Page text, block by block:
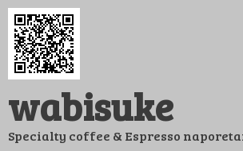
コ
ン
ツ
ス
wabisuke
Specialty coffee & Espresso